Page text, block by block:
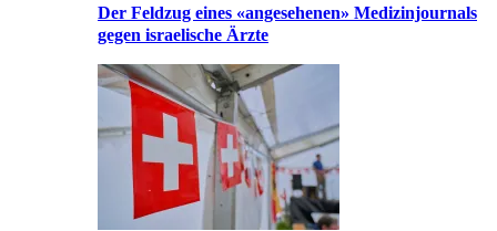
Der Feldzug eines «angesehenen» Medizinjournals
gegen israelische Ärzte